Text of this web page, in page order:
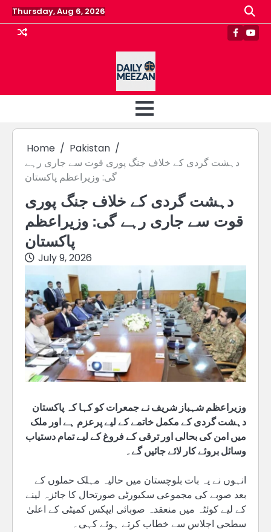
Skip
to
content
Thursday, Aug 6, 2026
Home
Pakistan
دہشت گردی کے خلاف جنگ پوری قوت سے جاری رہے
گی: وزیراعظم پاکستان
دہشت گردی کے خلاف جنگ پوری
قوت سے جاری رہے گی: وزیراعظم
پاکستان
July 9, 2026
وزیراعظم شہباز شریف نے جمعرات کو کہا کہ پاکستان
دہشت گردی کے مکمل خاتمے کے لیے پرعزم ہے اور ملک
میں امن کی بحالی اور ترقی کے فروغ کے لیے تمام دستیاب
وسائل بروئے کار لائے جائیں گے۔
انہوں نے یہ بات بلوچستان میں حالیہ مہلک حملوں کے
بعد صوبے کی مجموعی سکیورٹی صورتحال کا جائزہ لینے
کے لیے کوئٹہ میں منعقدہ صوبائی ایپکس کمیٹی کے اعلیٰ
سطحی اجلاس سے خطاب کرتے ہوئے کہی۔